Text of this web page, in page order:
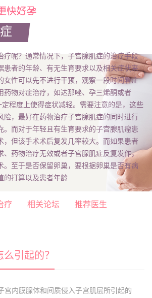
/ 子宫腺肌症
疗呢？通常情况下，子宫腺肌症的治疗手段
患者的年龄、有无生育要求以及相关症状来
女性可以先不进行干预，观察一段时间看症
药物对症治疗，如达那唑、孕三烯酮或者
程度上使得症状减轻。需要注意的是，这些
险，最好在药物治疗子宫腺肌症的同时进行
。而对于年轻且有生育要求的子宫腺肌瘤患
，但该手术术后复发几率较大。而如果患者
、药物治疗无效或者子宫腺肌症反复发作，
。至于是否保留卵巢，要根据卵巢是否有病
的打算以及患者年龄
疗 相关论坛 推荐医生
引起的？
宫内膜腺体和间质侵入子宫肌层所引起的